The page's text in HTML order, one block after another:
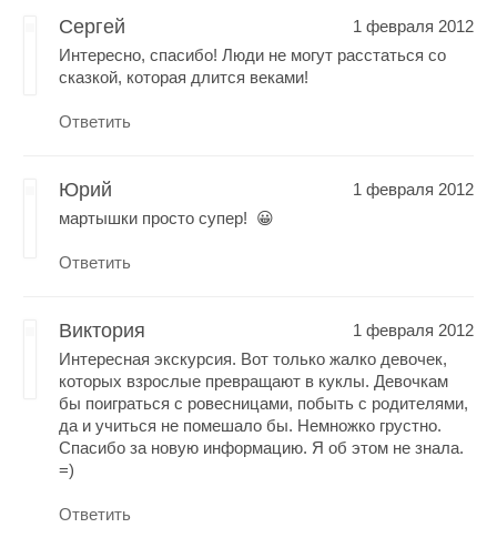
Сергей
1 февраля 2012
Интересно, спасибо! Люди не могут расстаться со
сказкой, которая длится веками!
Ответить
Юрий
1 февраля 2012
мартышки просто супер! 😀
Ответить
Виктория
1 февраля 2012
Интересная экскурсия. Вот только жалко девочек,
которых взрослые превращают в куклы. Девочкам
бы поиграться с ровесницами, побыть с родителями,
да и учиться не помешало бы. Немножко грустно.
Спасибо за новую информацию. Я об этом не знала.
=)
Ответить